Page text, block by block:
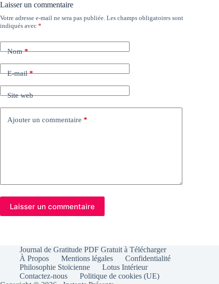
Laisser un commentaire
Votre adresse e-mail ne sera pas publiée. Les champs obligatoires sont
indiqués avec *
Nom*
E-mail*
Site web
Ajouter un commentaire *
Laisser un commentaire
Journal de Gratitude PDF Gratuit à Télécharger
À Propos
Mentions légales
Confidentialité
Philosophie Stoïcienne
Lotus Intérieur
Contactez-nous
Politique de cookies (UE)